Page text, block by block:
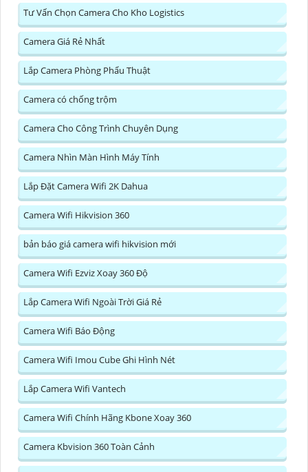
Tư Vấn Chọn Camera Cho Kho Logistics
Camera Giá Rẻ Nhất
Lắp Camera Phòng Phẩu Thuật
Camera có chống trộm
Camera Cho Công Trình Chuyên Dụng
Camera Nhìn Màn Hình Máy Tính
Lắp Đặt Camera Wifi 2K Dahua
Camera Wifi Hikvision 360
bản báo giá camera wifi hikvision mới
Camera Wifi Ezviz Xoay 360 Độ
Lắp Camera Wifi Ngoài Trời Giá Rẻ
Camera Wifi Báo Động
Camera Wifi Imou Cube Ghi Hình Nét
Lắp Camera Wifi Vantech
Camera Wifi Chính Hãng Kbone Xoay 360
Camera Kbvision 360 Toàn Cảnh